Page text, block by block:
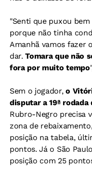
"Senti que puxou
porque não tinha
Amanhã vamos fazer
dar.Tomara que não
fora por muito tempo
Sem o jogador,o
disputar a 19ª rodada
Rubro-Negro precisa
zona de
posição na tabela,
pontos. Já o São
posição com 25